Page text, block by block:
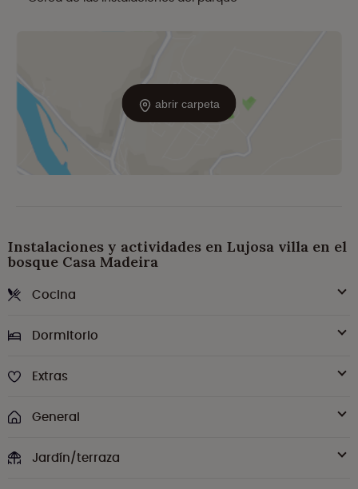
abrir carpeta
Instalaciones y actividades en Lujosa villa en el
bosque Casa Madeira
Cocina
Dormitorio
Extras
General
Jardín/terraza